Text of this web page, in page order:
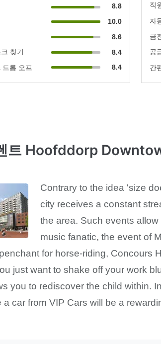
8.8
10.0
8.6
찾기
8.4
드롭 오프
8.4
직
자
금
공
간
트 Hoofddorp
Contrary to the idea 'size
city receives a constant
the area. Such events
music fanatic, the event of
for horse-riding, Concours
just want to shake off your work
you to rediscover the child within.
a car from VIP Cars will be a